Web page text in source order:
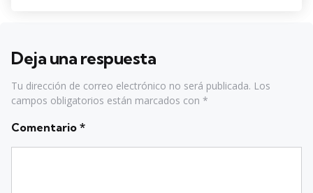
Deja una respuesta
Tu dirección de correo electrónico no será publicada. Los
campos obligatorios están marcados con *
Comentario *